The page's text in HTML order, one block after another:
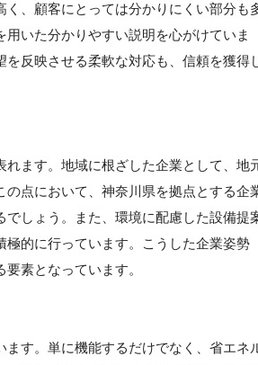
、顧客にとっては分かりにくい部分も
いた分かりやすい説明を心がけていま
反映させる柔軟な対応も、信頼を獲得
ます。地域に根ざした企業として、地
点において、神奈川県を拠点とする企
しょう。また、環境に配慮した設備提
的に行っています。こうした企業姿勢
素となっています。
す。単に機能するだけでなく、省エネ